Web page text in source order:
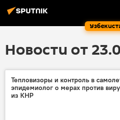
Новости от
Тепловизоры и контроль в
эпидемиолог о мерах против
из КНР